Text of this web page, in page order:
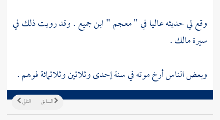
وقع لي حديثه عاليا في " معجم " ابن جميع . وقد رويت ذلك في
سيرةمالك.
وبعض الناس أرخ موته في سنة إحدى وثلاثين وثلاثمائة فوهم .
التالي السابق